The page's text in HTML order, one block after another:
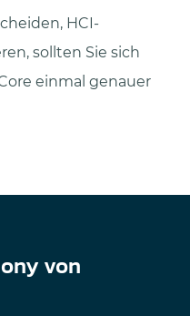
HCI-
sollten Sie sich
einmal genauer
von